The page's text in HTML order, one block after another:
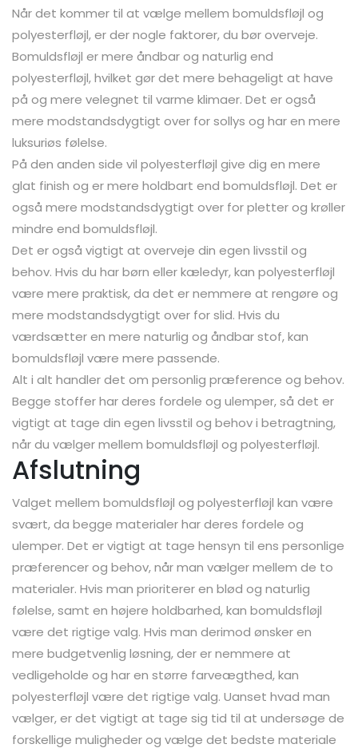
Når det kommer til at vælge mellem bomuldsfløjl og
polyesterfløjl, er der nogle faktorer, du bør overveje.
Bomuldsfløjl er mere åndbar og naturlig end
polyesterfløjl, hvilket gør det mere behageligt at have
på og mere velegnet til varme klimaer. Det er også
mere modstandsdygtigt over for sollys og har en mere
luksuriøs følelse.
På den anden side vil polyesterfløjl give dig en mere
glat finish og er mere holdbart end bomuldsfløjl. Det er
også mere modstandsdygtigt over for pletter og krøller
mindre end bomuldsfløjl.
Det er også vigtigt at overveje din egen livsstil og
behov. Hvis du har børn eller kæledyr, kan polyesterfløjl
være mere praktisk, da det er nemmere at rengøre og
mere modstandsdygtigt over for slid. Hvis du
værdsætter en mere naturlig og åndbar stof, kan
bomuldsfløjl være mere passende.
Alt i alt handler det om personlig præference og behov.
Begge stoffer har deres fordele og ulemper, så det er
vigtigt at tage din egen livsstil og behov i betragtning,
når du vælger mellem bomuldsfløjl og polyesterfløjl.
Afslutning
Valget mellem bomuldsfløjl og polyesterfløjl kan være
svært, da begge materialer har deres fordele og
ulemper. Det er vigtigt at tage hensyn til ens personlige
præferencer og behov, når man vælger mellem de to
materialer. Hvis man prioriterer en blød og naturlig
følelse, samt en højere holdbarhed, kan bomuldsfløjl
være det rigtige valg. Hvis man derimod ønsker en
mere budgetvenlig løsning, der er nemmere at
vedligeholde og har en større farveægthed, kan
polyesterfløjl være det rigtige valg. Uanset hvad man
vælger, er det vigtigt at tage sig tid til at undersøge de
forskellige muligheder og vælge det bedste materiale